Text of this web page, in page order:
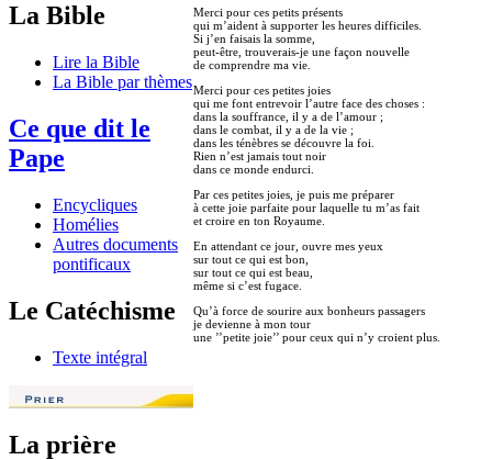
La Bible
Lire la Bible
La Bible par thèmes
Ce que dit le
Pape
Encycliques
Homélies
Autres documents
pontificaux
Le Catéchisme
Texte intégral
La prière
Merci pour ces petits présents
qui m’aident à supporter les heures difficiles.
Si j’en faisais la somme,
peut-être, trouverais-je une façon nouvelle
de comprendre ma vie.
Merci pour ces petites joies
qui me font entrevoir l’autre face des choses :
dans la souffrance, il y a de l’amour ;
dans le combat, il y a de la vie ;
dans les ténèbres se découvre la foi.
Rien n’est jamais tout noir
dans ce monde endurci.
Par ces petites joies, je puis me préparer
à cette joie parfaite pour laquelle tu m’as fait
et croire en ton Royaume.
En attendant ce jour, ouvre mes yeux
sur tout ce qui est bon,
sur tout ce qui est beau,
même si c’est fugace.
Qu’à force de sourire aux bonheurs passagers
je devienne à mon tour
une ’’petite joie’’ pour ceux qui n’y croient plus.